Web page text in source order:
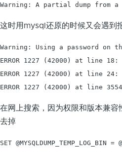
Warning: A partial dump from
这时用mysql还原的时候又会遇到
Warning: Using a password on
ERROR 1227 (42000) at line
ERROR 1227 (42000) at line
ERROR 1227 (42000) at line
在网上搜索，因为权限和版本兼容
去掉
SET @MYSQLDUMP_TEMP_LOG_BIN =